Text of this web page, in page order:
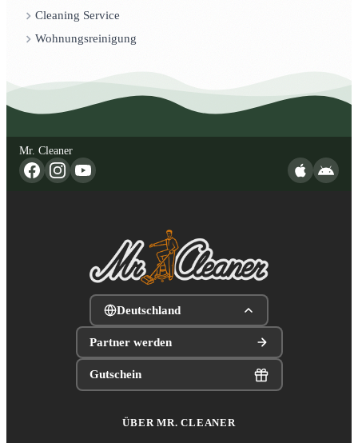
Cleaning Service
Wohnungsreinigung
Mr. Cleaner
Deutschland
Partner werden
Gutschein
ÜBER MR. CLEANER